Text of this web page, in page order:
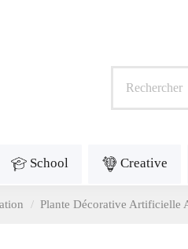
School Creative
Plante Décorative Artificielle